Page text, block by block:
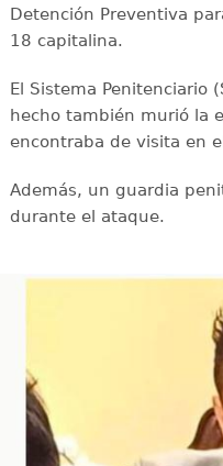
Detención Preventiva
18 capitalina.
El Sistema Penitenciario
hecho también murió la
encontraba de visita en
Además, un guardia
durante el ataque.